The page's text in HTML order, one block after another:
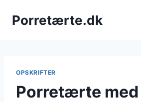
Porretærte.dk
OPSKRIFTER
Porretærte